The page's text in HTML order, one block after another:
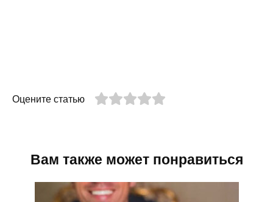
Оцените статью
Вам также может понравиться